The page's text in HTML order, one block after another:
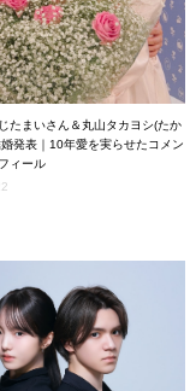
たまいさん＆丸山タカヨシ(たか
発表｜10年愛を実らせたコメン
ィール